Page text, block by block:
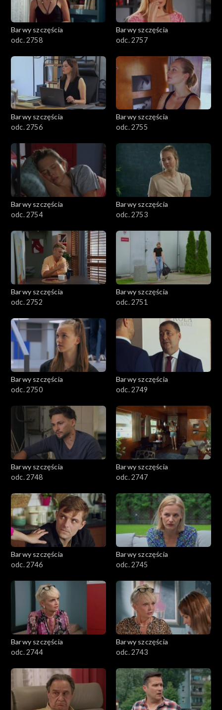
Barwy szczęścia
odc. 2758
Barwy szczęścia
odc. 2757
Barwy szczęścia
odc. 2756
Barwy szczęścia
odc. 2755
Barwy szczęścia
odc. 2754
Barwy szczęścia
odc. 2753
Barwy szczęścia
odc. 2752
Barwy szczęścia
odc. 2751
Barwy szczęścia
odc. 2750
Barwy szczęścia
odc. 2749
Barwy szczęścia
odc. 2748
Barwy szczęścia
odc. 2747
Barwy szczęścia
odc. 2746
Barwy szczęścia
odc. 2745
Barwy szczęścia
odc. 2744
Barwy szczęścia
odc. 2743